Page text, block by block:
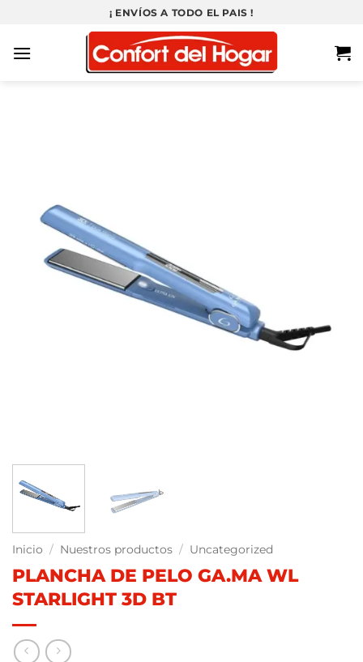
contenido
¡ ENVÍOS A TODO EL PAIS !
Inicio / Nuestros productos / Uncategorized
PLANCHA DE PELO GA.MA WL
STARLIGHT 3D BT